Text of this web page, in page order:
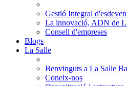
Gestió Integral
La innovació, ADN de
Consell d'empreses
Blogs
La Salle
Benvinguts a La Salle
Coneix-nos